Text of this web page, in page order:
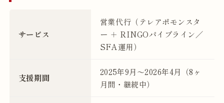
サービス
営業代行（テレアポモンスタ
ー ＋ RINGOパイプライン／
SFA運用）
支援期間
2025年9月〜2026年4月（8ヶ
月間・継続中）